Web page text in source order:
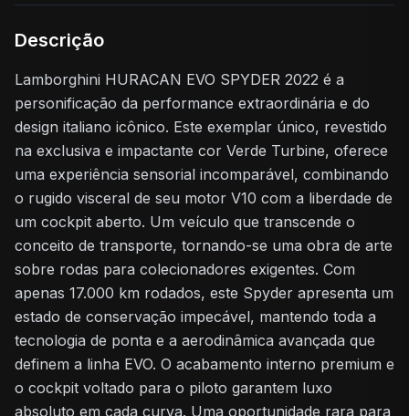
Descrição
Lamborghini HURACAN EVO SPYDER 2022 é a
personificação da performance extraordinária e do
design italiano icônico. Este exemplar único, revestido
na exclusiva e impactante cor Verde Turbine, oferece
uma experiência sensorial incomparável, combinando
o rugido visceral de seu motor V10 com a liberdade de
um cockpit aberto. Um veículo que transcende o
conceito de transporte, tornando-se uma obra de arte
sobre rodas para colecionadores exigentes. Com
apenas 17.000 km rodados, este Spyder apresenta um
estado de conservação impecável, mantendo toda a
tecnologia de ponta e a aerodinâmica avançada que
definem a linha EVO. O acabamento interno premium e
o cockpit voltado para o piloto garantem luxo
absoluto em cada curva. Uma oportunidade rara para